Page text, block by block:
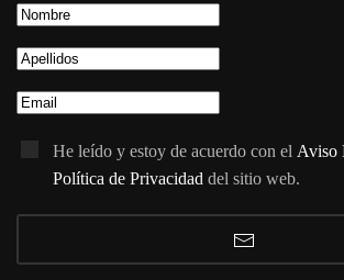
He leído y estoy de acuerdo con el Aviso
Política de Privacidad del sitio web.